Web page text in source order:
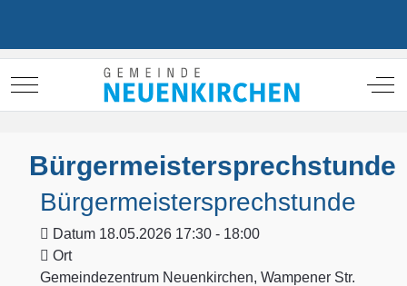
Mobile Menu Toggle Off-
Bürgermeistersprechstunde
Bürgermeistersprechstunde
Datum 18.05.2026 17:30 - 18:00
Ort
Gemeindezentrum Neuenkirchen, Wampener Str.